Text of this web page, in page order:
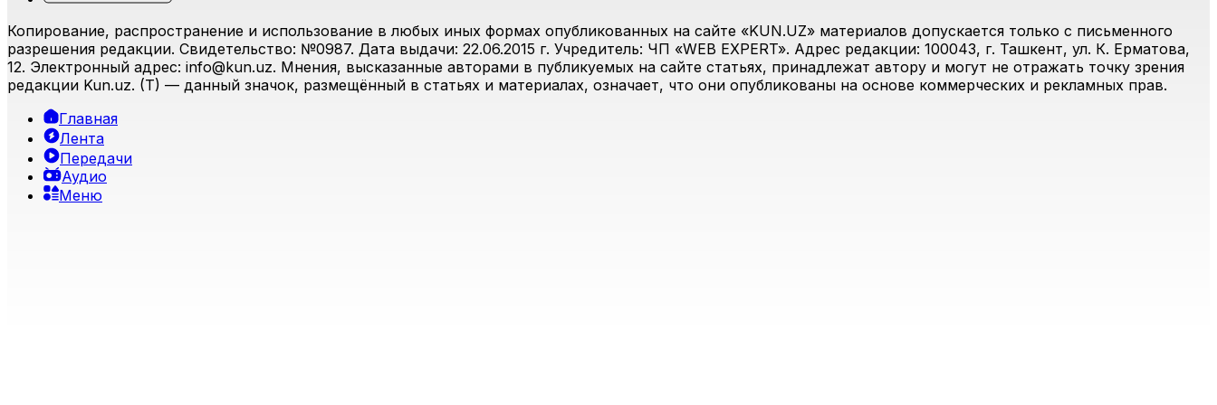
Копирование, распространение и использование в любых иных формах опубликованных на сайте «KUN.UZ» материалов допускается только с письменного
разрешения редакции. Свидетельство: №0987. Дата выдачи: 22.06.2015 г. Учредитель: ЧП «WEB EXPERT». Адрес редакции: 100043, г. Ташкент, ул. К. Ерматова,
12. Электронный адрес: info@kun.uz. Мнения, высказанные авторами в публикуемых на сайте статьях, принадлежат автору и могут не отражать точку зрения
редакции Kun.uz. (T) — данный значок, размещённый в статьях и материалах, означает, что они опубликованы на основе коммерческих и рекламных прав.
Главная
Лента
Передачи
Аудио
Меню